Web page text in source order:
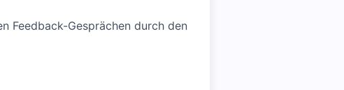
Feedback-Gesprächen durch den